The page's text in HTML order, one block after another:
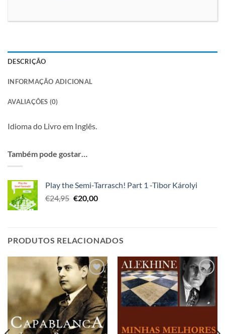
DESCRIÇÃO
INFORMAÇÃO ADICIONAL
AVALIAÇÕES (0)
Idioma do Livro em Inglês.
Também pode gostar…
Play the Semi-Tarrasch! Part 1 -Tibor Károlyi
€24,95 O
€24,95.
€20,00O
€20,00.
PRODUTOS RELACIONADOS
Adicionar
à lista de
desejos
Adicionar
à lista de
desejos